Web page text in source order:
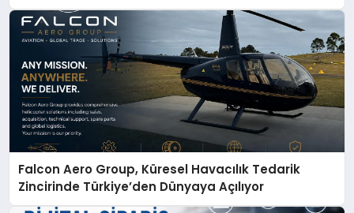
Falcon Aero Group, Küresel Havacılık Tedarik
Zincirinde Türkiye’den Dünyaya Açılıyor